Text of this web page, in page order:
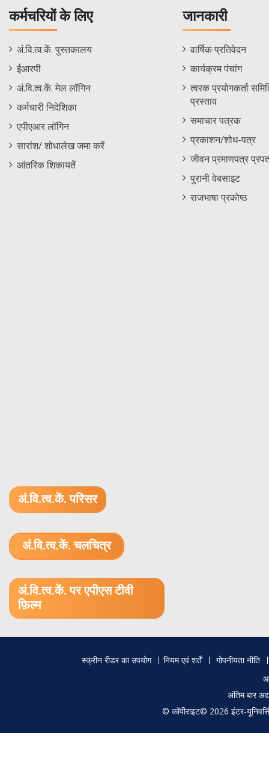
कर्मचरियों के लिए
Staff
Footer
Menu
अं.वि.त्व.कें. पुस्तकालय
ईआरपी
अं.वि.त्व.कें. मेल लॉगिन
कर्मचारी निदेशिका
एपीएआर लॉगिन
सारांश/ शोधालेख जमा करें
आंतरिक शिकायतें
जानकारी
Informations
Menu
वार्षिक प्रतिवेदन
कार्यक्रम पंचांग
त्वरक प्रयोगकर्ता
प्रस्ताव
समाचार पत्रक
प्रकाशन/शोध-पत्र
जीवन प्रमाणपत्र
पुरानी वेबसाइट
राजभाषा प्रकोष्ठ
अं.वि.त्व.कें. परिसर
अं.वि.त्व.कें. चलचित्र
अं.वि.त्व.कें. पर एपीएस टीवी
फ़िल्म
स्क्रीन रीडर का उपयोग नियम एवं शर्तें
गोपनीयता नीति
अंतिम बार
© कॉपीराइट© 2026 इंटर-